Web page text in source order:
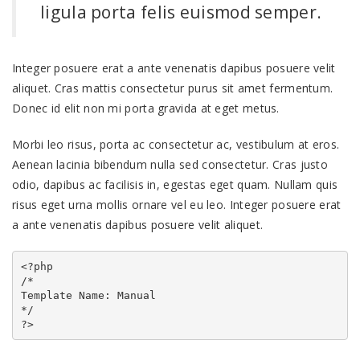
ligula porta felis euismod semper.
Integer posuere erat a ante venenatis dapibus posuere velit
aliquet. Cras mattis consectetur purus sit amet fermentum.
Donec id elit non mi porta gravida at eget metus.
Morbi leo risus, porta ac consectetur ac, vestibulum at eros.
Aenean lacinia bibendum nulla sed consectetur. Cras justo
odio, dapibus ac facilisis in, egestas eget quam. Nullam quis
risus eget urna mollis ornare vel eu leo. Integer posuere erat
a ante venenatis dapibus posuere velit aliquet.
<?php
/*
Template Name: Manual
*/
?>